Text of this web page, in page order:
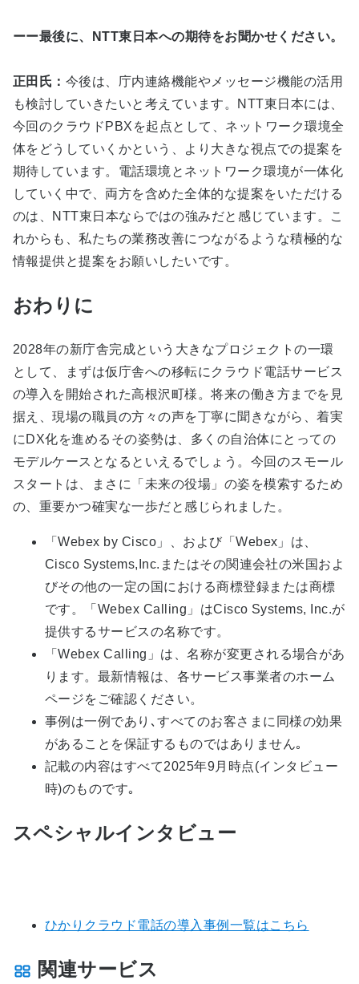
ーー最後に、NTT東日本への期待をお聞かせください。
正田氏： 今後は、庁内連絡機能やメッセージ機能の活用
も検討していきたいと考えています。NTT東日本には、
今回のクラウドPBXを起点として、ネットワーク環境全
体をどうしていくかという、より大きな視点での提案を
期待しています。電話環境とネットワーク環境が一体化
していく中で、両方を含めた全体的な提案をいただける
のは、NTT東日本ならではの強みだと感じています。こ
れからも、私たちの業務改善につながるような積極的な
情報提供と提案をお願いしたいです。
おわりに
2028年の新庁舎完成という大きなプロジェクトの一環
として、まずは仮庁舎への移転にクラウド電話サービス
の導入を開始された高根沢町様。将来の働き方までを見
据え、現場の職員の方々の声を丁寧に聞きながら、着実
にDX化を進めるその姿勢は、多くの自治体にとっての
モデルケースとなるといえるでしょう。今回のスモール
スタートは、まさに「未来の役場」の姿を模索するため
の、重要かつ確実な一歩だと感じられました。
「Webex by Cisco」、および「Webex」は、
Cisco Systems,Inc.またはその関連会社の米国およ
びその他の一定の国における商標登録または商標
です。「Webex Calling」はCisco Systems, Inc.が
提供するサービスの名称です。
「Webex Calling」は、名称が変更される場合があ
ります。最新情報は、各サービス事業者のホーム
ページをご確認ください。
事例は一例であり､すべてのお客さまに同様の効果
があることを保証するものではありません｡
記載の内容はすべて2025年9月時点(インタビュー
時)のものです｡
スペシャルインタビュー
ひかりクラウド電話の導入事例一覧はこちら
関連サービス